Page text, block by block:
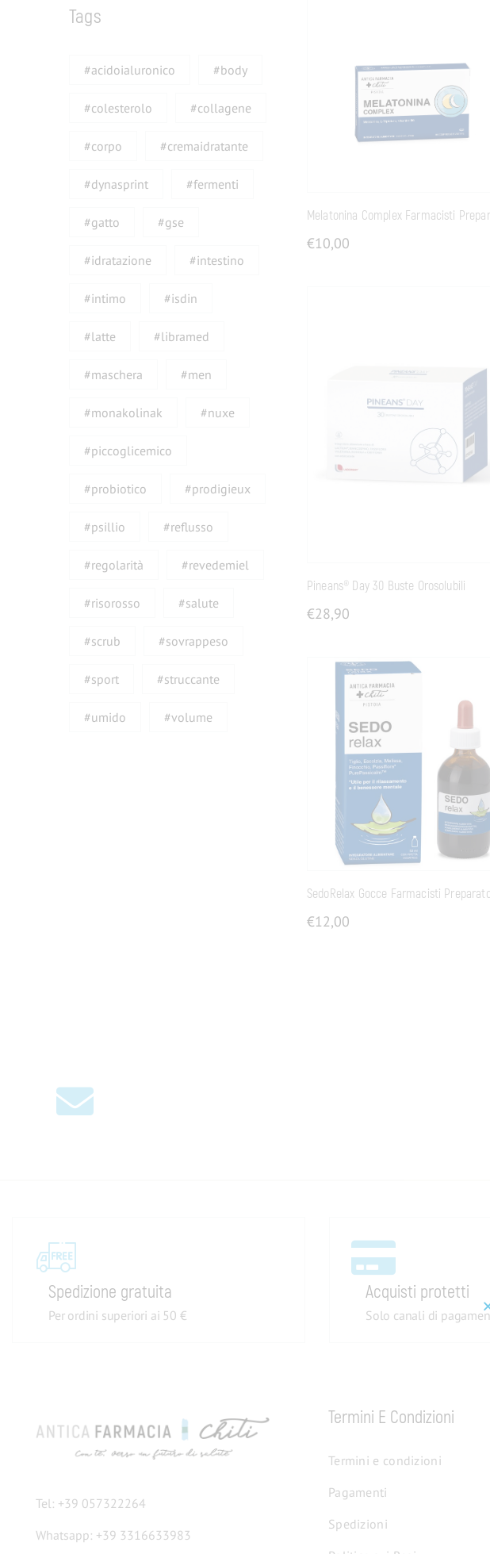
Tags
#acidoialuronico #body
#colesterolo #collagene
#corpo #cremaidratante
#dynasprint #fermenti
#gatto #gse
#idratazione #intestino
#intimo #isdin
#latte #libramed
#maschera #men
#monakolinak #nuxe
#piccoglicemico
#probiotico #prodigieux
#psillio #reflusso
#regolarità #revedemiel
#risorosso #salute
#scrub #sovrappeso
#sport #struccante
#umido #volume
Melatonina Complex Farmacisti
€10,00
Pineans® Day 30 Buste Orosolubili
€28,90
SedoRelax Gocce Farmacisti
€12,00
Spedizione gratuita
Per ordini superiori ai 50 €
Acquisti protetti
Solo canali di
Tel: +39 057322264
Whatsapp: +39 3316633983
Termini E Condizioni
Termini e condizioni
Pagamenti
Spedizioni